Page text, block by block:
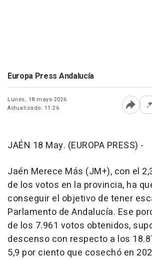
Europa Press Andalucía
Lunes, 18 mayo 2026
Actualizado: 11:26
Abrir
JAÉN 18 May. (EUROPA PRESS) -
Jaén Merece Más (JM+), con el
de los votos en la provincia, ha
conseguir el objetivo de tener
Parlamento de Andalucía. Ese
de los 7.961 votos obtenidos,
descenso con respecto a los
5,9 por ciento que cosechó en